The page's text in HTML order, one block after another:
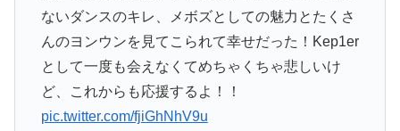
ないダンスのキレ、メボズとしての魅力とたくさ
んのヨンウンを見てこられて幸せだった！Kep1er
として一度も会えなくてめちゃくちゃ悲しいけ
ど、これからも応援するよ！！
pic.twitter.com/fjiGhNhV9u